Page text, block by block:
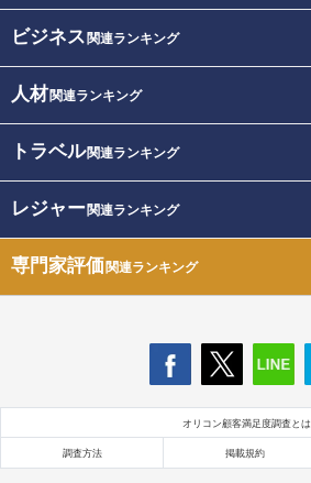
ビジネス 関連ランキング
人材関連ランキング
トラベル関連ランキング
レジャー関連ランキング
専門家評価関連ランキング
オリコン顧客満足度調査とは
調査方法 掲載規約